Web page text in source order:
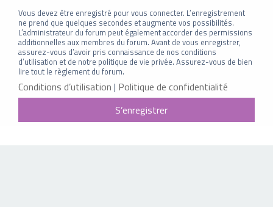
Vous devez être enregistré pour vous connecter. L’enregistrement
ne prend que quelques secondes et augmente vos possibilités.
L’administrateur du forum peut également accorder des permissions
additionnelles aux membres du forum. Avant de vous enregistrer,
assurez-vous d’avoir pris connaissance de nos conditions
d’utilisation et de notre politique de vie privée. Assurez-vous de bien
lire tout le règlement du forum.
Conditions d’utilisation | Politique de confidentialité
S’enregistrer